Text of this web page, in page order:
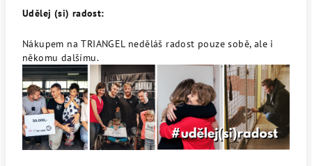
Udělej (si) radost:
Nákupem na TRIANGEL neděláš radost pouze sobě, ale i
někomu dalšímu.